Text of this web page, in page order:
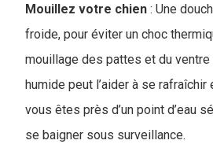
Mouillez votre chien : Une
froide, pour éviter un choc
mouillage des pattes et du ventre
humide peut l’aider à se rafraîchir
vous êtes près d’un point d’eau
se baigner sous surveillance.